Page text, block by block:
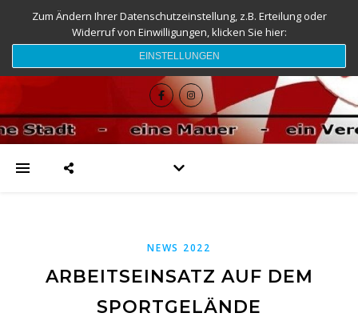
djk-fc-sesslach.de
NEWS 2022
ARBEITSEINSATZ AUF DEM
SPORTGELÄNDE
Zum Ändern Ihrer Datenschutzeinstellung, z.B. Erteilung oder
Widerruf von Einwilligungen, klicken Sie hier:
EINSTELLUNGEN